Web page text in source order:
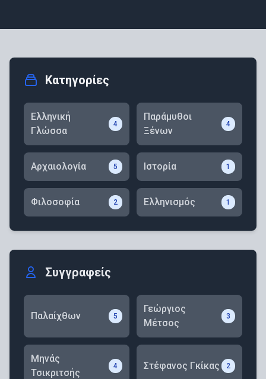
Κατηγορίες
Ελληνική
Γλώσσα
4
Παράμυθοι
Ξένων
4
Αρχαιολογία 5 Ιστορία 1
Φιλοσοφία 2 Ελληνισμός 1
Συγγραφείς
Παλαίχθων 5
Γεώργιος
Μέτσος
3
Μηνάς
Τσικριτσής
4 Στέφανος Γκίκας 2